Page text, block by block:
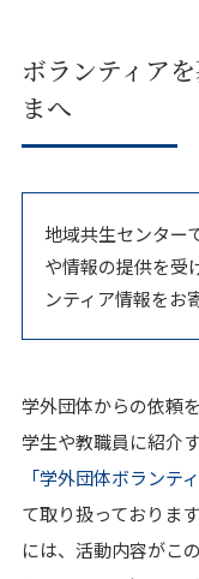
ボランティア
まへ
地域共生センター
や情報の提供を受
ンティア情報をお
学外団体からの依頼
学生や教職員に紹介
「学外団体ボランテ
て取り扱っておりま
には、活動内容がこ